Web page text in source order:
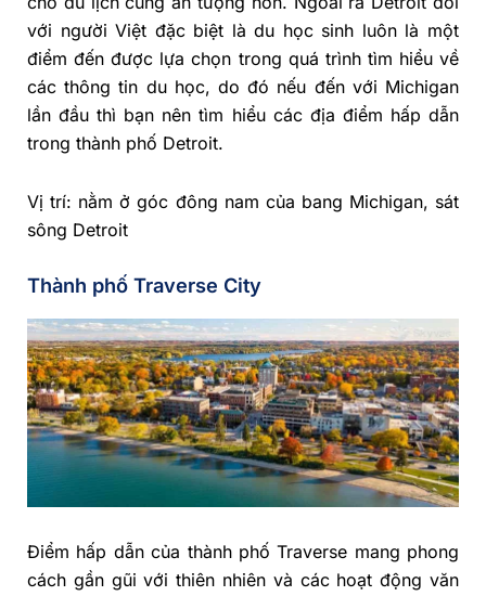
với người Việt đặc biệt là du học sinh luôn là một
điểm đến được lựa chọn trong quá trình tìm hiểu về
các thông tin du học, do đó nếu đến với Michigan
lần đầu thì bạn nên tìm hiểu các địa điểm hấp dẫn
trong thành phố Detroit.
Vị trí: nằm ở góc đông nam của bang Michigan, sát
sông Detroit
Thành phố Traverse City
Điểm hấp dẫn của thành phố Traverse mang phong
cách gần gũi với thiên nhiên và các hoạt động văn